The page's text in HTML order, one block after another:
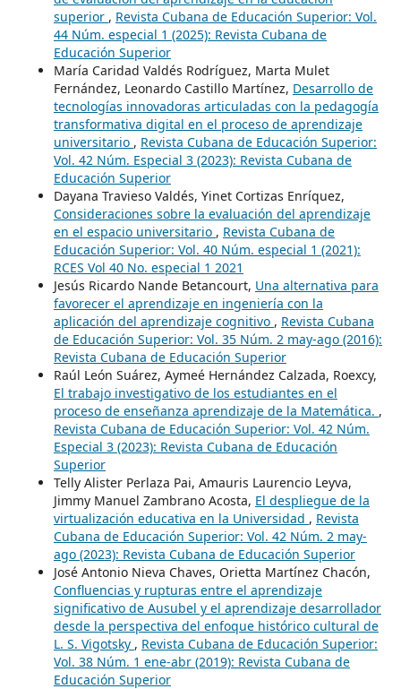
superior , Revista Cubana de Educación Superior: Vol.
44 Núm. especial 1 (2025): Revista Cubana de
Educación Superior
María Caridad Valdés Rodríguez, Marta Mulet
Fernández, Leonardo Castillo Martínez, Desarrollo de
tecnologías innovadoras articuladas con la pedagogía
transformativa digital en el proceso de aprendizaje
universitario , Revista Cubana de Educación Superior:
Vol. 42 Núm. Especial 3 (2023): Revista Cubana de
Educación Superior
Dayana Travieso Valdés, Yinet Cortizas Enríquez,
Consideraciones sobre la evaluación del aprendizaje
en el espacio universitario , Revista Cubana de
Educación Superior: Vol. 40 Núm. especial 1 (2021):
RCES Vol 40 No. especial 1 2021
Jesús Ricardo Nande Betancourt, Una alternativa para
favorecer el aprendizaje en ingeniería con la
aplicación del aprendizaje cognitivo , Revista Cubana
de Educación Superior: Vol. 35 Núm. 2 may-ago (2016):
Revista Cubana de Educación Superior
Raúl León Suárez, Aymeé Hernández Calzada, Roexcy,
El trabajo investigativo de los estudiantes en el
proceso de enseñanza aprendizaje de la Matemática. ,
Revista Cubana de Educación Superior: Vol. 42 Núm.
Especial 3 (2023): Revista Cubana de Educación
Superior
Telly Alister Perlaza Pai, Amauris Laurencio Leyva,
Jimmy Manuel Zambrano Acosta, El despliegue de la
virtualización educativa en la Universidad , Revista
Cubana de Educación Superior: Vol. 42 Núm. 2 may-
ago (2023): Revista Cubana de Educación Superior
José Antonio Nieva Chaves, Orietta Martínez Chacón,
Confluencias y rupturas entre el aprendizaje
significativo de Ausubel y el aprendizaje desarrollador
desde la perspectiva del enfoque histórico cultural de
L. S. Vigotsky , Revista Cubana de Educación Superior:
Vol. 38 Núm. 1 ene-abr (2019): Revista Cubana de
Educación Superior